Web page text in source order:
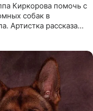
Киркорова помочь с
собак в
Артистка рассказала